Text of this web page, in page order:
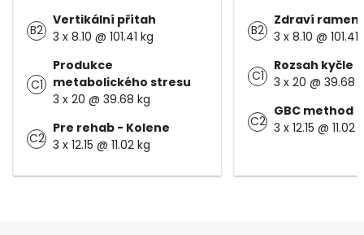
B2
Vertikální přítah
3 x 8.10 @ 101.41 kg
C1
Produkce
metabolického stresu
3 x 20 @ 39.68 kg
C2
Pre rehab - Kolene
3 x 12.15 @ 11.02 kg
B2
Zdraví
3 x 8.10 @ 101.41
C1
Rozsah kyčle
3 x 20 @ 39.68
C2
GBC method
3 x 12.15 @ 11.02